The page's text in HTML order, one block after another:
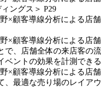
ングス＞ P29
×顧客導線分析による
×顧客導線分析による
、店舗全体の来店客
ントの効果を計測でき
×顧客導線分析による
最適な売り場のレイア